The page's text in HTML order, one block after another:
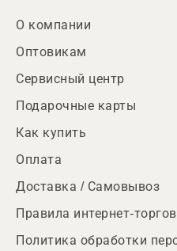
О компании
Оптовикам
Сервисный центр
Подарочные карты
Как купить
Оплата
Доставка / Самовывоз
Правила интернет-
Политика обработки